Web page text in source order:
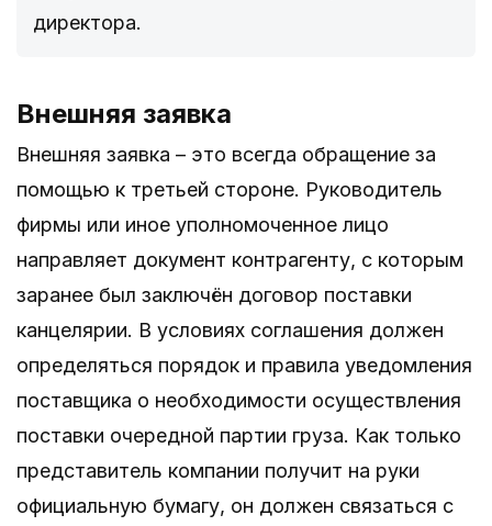
директора.
Внешняя заявка
Внешняя заявка – это всегда обращение за
помощью к третьей стороне. Руководитель
фирмы или иное уполномоченное лицо
направляет документ контрагенту, с которым
заранее был заключён договор поставки
канцелярии. В условиях соглашения должен
определяться порядок и правила уведомления
поставщика о необходимости осуществления
поставки очередной партии груза. Как только
представитель компании получит на руки
официальную бумагу, он должен связаться с